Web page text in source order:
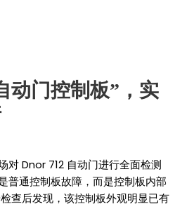
动门控制板”，实
对 Dnor 712 自动门进行全面检测
普通控制板故障，而是控制板内部
查后发现，该控制板外观明显已有